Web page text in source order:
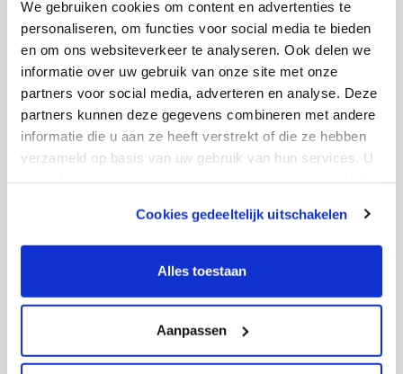
We gebruiken cookies om content en advertenties te
personaliseren, om functies voor social media te bieden
en om ons websiteverkeer te analyseren. Ook delen we
informatie over uw gebruik van onze site met onze
partners voor social media, adverteren en analyse. Deze
partners kunnen deze gegevens combineren met andere
informatie die u aan ze heeft verstrekt of die ze hebben
verzameld op basis van uw gebruik van hun services. U
We werken samen met12 derdendie uw gegevens
kunnen ontvangen en verwerken.
Cookies gedeeltelijk uitschakelen
Alles toestaan
Aanpassen
Telefon (*):
E-Mail-Adresse (*):
Anzahl (*):